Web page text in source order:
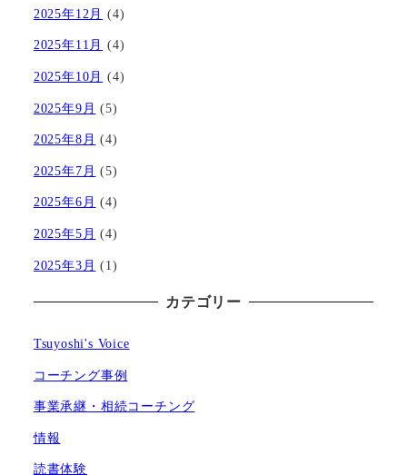
2025年12月 (4)
2025年11月 (4)
2025年10月 (4)
2025年9月 (5)
2025年8月 (4)
2025年7月 (5)
2025年6月 (4)
2025年5月 (4)
2025年3月 (1)
カテゴリー
Tsuyoshi's Voice
コーチング事例
事業承継・相続コーチング
情報
読書体験